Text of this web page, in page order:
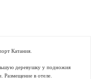
Катания.
деревушку у подножия
в отеле.